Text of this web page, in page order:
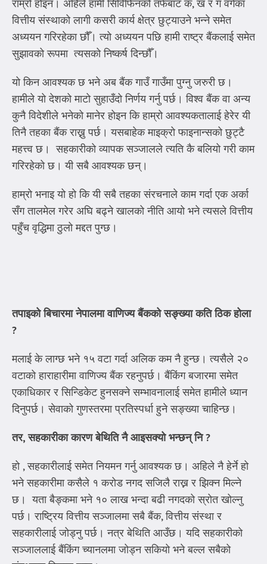
राम्रो होइन। अहिले हामी सिविफिनको तर्फबाट क, ख र ग वर्गका
वित्तीय संस्थाको लागी कसरी कार्य क्षेत्र छुट्याउने भन्ने समेत
अध्ययन गरिरहेका छौँ। त्यो अध्ययन पछि हामी राष्ट्र बैंकलाई समेत
सुझावको रूपमा त्यसको निष्कर्ष दिन्छौँ।
यो किन आवश्यक छ भने अब बैंक गाउँ गाउँमा पुग्नु जरुरी छ।
हामीले यो देशको माटो सुहाउँदो निर्णय गर्नु पर्छ। विश्व बैंक वा अन्य
कुनै विदेशीले भनेको मानेर होइन कि हाम्रो आवश्यकतालाई हेरेर यी
तिनै तहका बैंक राख्नु पर्छ। यसबाहेक माइक्रो फाइनान्सको छुट्टै
महत्त्व छ। सहकारीको व्यापक सञ्जालले त्यति कै बलियो गरी काम
गरिरहेको छ। यी सबै आवश्यक छन्।
हाम्रो भनाइ यो हो कि यी सबै तहका संरचनाले काम गर्दा एक अर्का
सँग तालमेल गरेर अघि बढ्ने खालको नीति आयो भने त्यसले वित्तीय
पहुँच वृद्धिमा ठुलो मद्दत पुग्छ।
तपाइको बिचारमा नेपालमा वाणिज्य बैंकको सङ्ख्या कति ठिक होला
?
मलाई के लाग्छ भने १५ वटा गर्दा अलिक कम नै हुन्छ। त्यसैले २०
वटाको हाराहारीमा वाणिज्य बैंक रहनुपर्छ। बैंकिंग बजारमा समेत
एकाधिकार र सिन्डिकेट हुनसक्ने सम्भावनालाई समेत हामीले ध्यान
दिनुपर्छ। सेवाको गुणस्तरमा प्रतिस्पर्धा हुने सङ्ख्या चाहिन्छ।
तर,सहकारीका कारण बेथिति नै आइसक्यो भन्छन् नि?
हो , सहकारीलाई समेत नियमन गर्नु आवश्यक छ। अहिले नै हेर्ने हो
भने सहकारीमा कसैले १ करोड नगद सजिलै राख्न र झिक्न मिल्ने
छ। यता बैङ्कमा भने १० लाख भन्दा बढी नगदको स्रोत खोल्नु
पर्छ। राष्ट्रिय वित्तीय सञ्जालमा सबै बैंक, वित्तीय संस्था र
सहकारीलाई जोड्नु पर्छ। नत्र बेथिति आउँछ। यदि सहकारीको
सञ्जाललाई बैंकिंग च्यानलमा जोड्न सकियो भने बल्ल सबैको